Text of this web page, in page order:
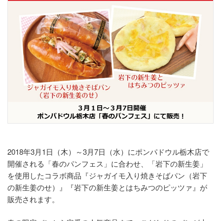
採用情報 本社所在地
> オンラインショップ
> メディア掲載
> その他
岩下の新生姜について 岩下のらっきょうにつ
岩下の新生姜万年筆インク 書く描くコンテ
岩下の新生姜Sing＆
～ニュージンジャーイ
2018年3月1日（木）～3月7日（水）にポンパドウル栃木店で
開催される「春のパンフェス」に合わせ、「岩下の新生姜」
を使用したコラボ商品『ジャガイモ入り焼きそばパン（岩下
の新生姜のせ）』『岩下の新生姜とはちみつのピッツァ』が
販売されます。